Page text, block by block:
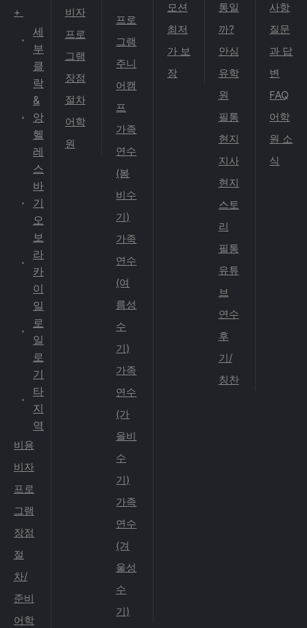
+
세
부
클
락
&
앙
헬
레
스
바
기
오
보
라
카
이
일
로
일
로
기
타
지
역
비용
비자
프로
그램
장점
절
차/
준비
어학
비자
프로
그램
장점
절차
어학
원
프로
그램
주니
어캠
프
가족
연수
(봄
비수
기)
가족
연수
(여
름성
수
기)
가족
연수
(가
을비
수
기)
가족
연수
(겨
울성
수
기)
모션
최저
가 보
장
통일
까?
안심
유학
원
필통
현지
지사
현지
스토
리
필통
유튜
브
연수
후
기/
칭찬
사항
질문
과 답
변
FAQ
어학
원 소
식